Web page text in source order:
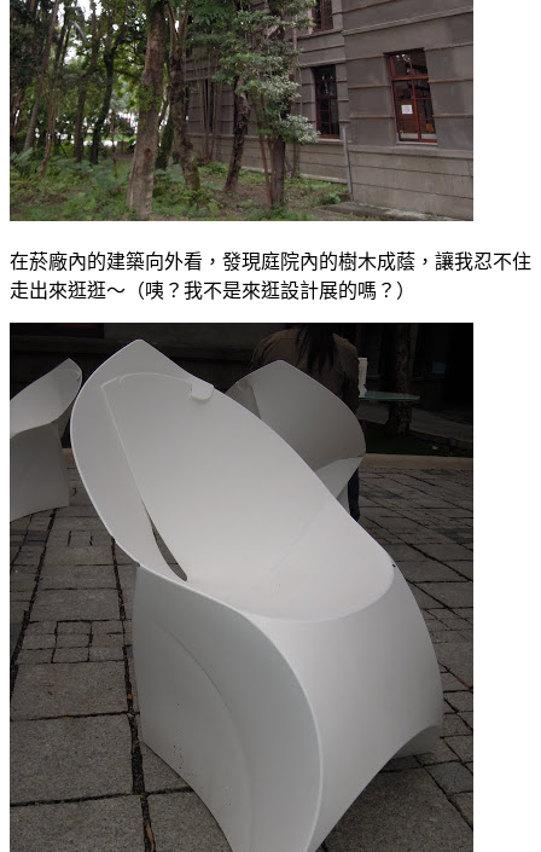
在菸廠內的建築向外看，發現庭院內的樹木成蔭，讓我忍不住
走出來逛逛～（咦？我不是來逛設計展的嗎？）